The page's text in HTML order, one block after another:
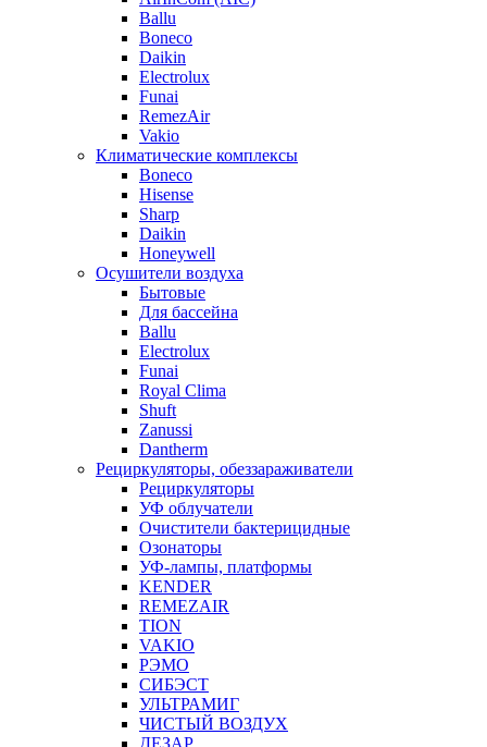
Ballu
Boneco
Daikin
Electrolux
Funai
RemezAir
Vakio
Климатические комплексы
Boneco
Hisense
Sharp
Daikin
Honeywell
Осушители воздуха
Бытовые
Для бассейна
Ballu
Electrolux
Funai
Royal Clima
Shuft
Zanussi
Dantherm
Рециркуляторы, обеззараживатели
Рециркуляторы
УФ облучатели
Очистители бактерицидные
Озонаторы
УФ-лампы, платформы
KENDER
REMEZAIR
TION
VAKIO
РЭМО
СИБЭСТ
УЛЬТРАМИГ
ЧИСТЫЙ ВОЗДУХ
ДЕЗАР